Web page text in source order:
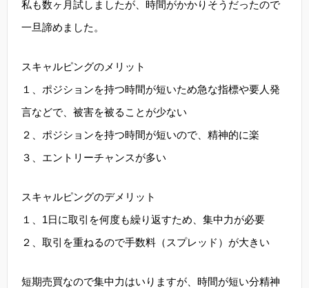
私も数ヶ月試しましたが、時間がかかりそうだったので
一旦諦めました。
スキャルピングのメリット
１、ポジションを持つ時間が短いため急な指標や要人発
言などで、被害を被ることが少ない
２、ポジションを持つ時間が短いので、精神的に楽
３、エントリーチャンスが多い
スキャルピングのデメリット
１、1日に取引を何度も繰り返すため、集中力が必要
２、取引を重ねるので手数料（スプレッド）が大きい
短期売買なので集中力はいりますが、時間が短い分精神